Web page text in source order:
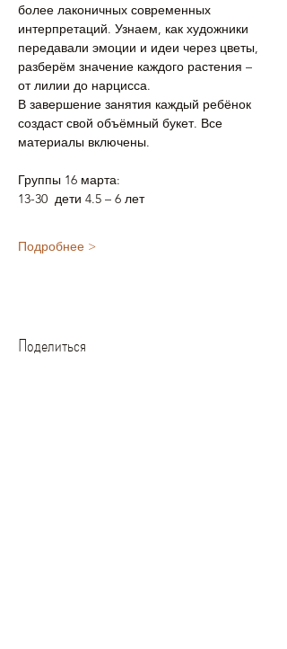
более лаконичных современных
интерпретаций. Узнаем, как художники
передавали эмоции и идеи через цветы,
разберём значение каждого растения –
от лилии до нарцисса.
В завершение занятия каждый ребёнок
создаст свой объёмный букет. Все
материалы включены.
Группы 16 марта:
13-30  дети 4.5 – 6 лет
Подробнее >
Поделиться